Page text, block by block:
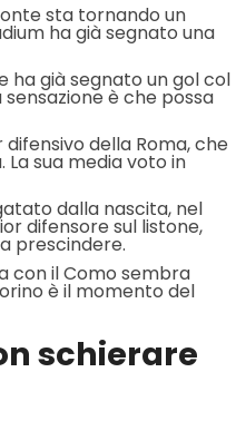
sta tornando un
ha già segnato una
ha già segnato un gol col
è che possa
della Roma, che
La sua media voto in
dalla nascita, nel
difensore sul listone,
prescindere.
con il Como sembra
è il momento del
schierare